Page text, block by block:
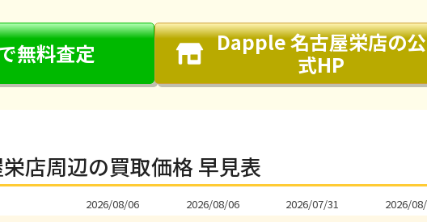
無料査定 Dapple 名古屋栄店の公
式HP
店周辺の買取価格 早見表
2026/08/06 2026/08/06 2026/07/31 2026/